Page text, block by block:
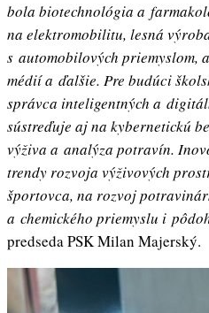
bola biotechnológia a
na elektromobilitu, lesná
s automobilových priemyslom,
médií a ďalšie. Pre budúci
správca inteligentných a
sústreďuje aj na kybernetickú
výživa a analýza potravín.
trendy rozvoja výživových
športovca, na rozvoj
a chemického priemyslu i
predseda PSK Milan Majerský.